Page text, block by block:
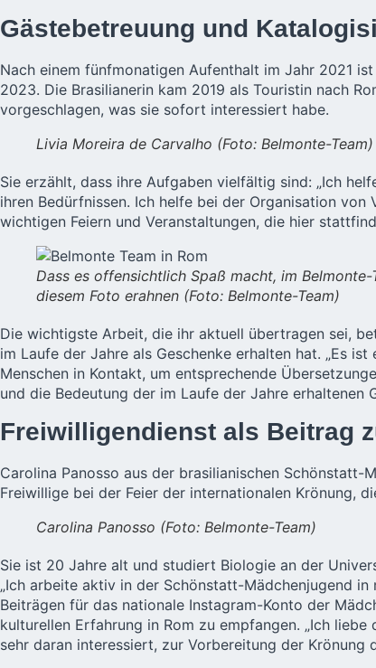
Gästebetreuung und
Nach einem fünfmonatigen Aufenthalt im Jahr 2021
2023. Die Brasilianerin kam 2019 als Touristin nach
vorgeschlagen, was sie sofort interessiert habe.
Livia Moreira de Carvalho (Foto: Belmonte-Team)
Sie erzählt, dass ihre Aufgaben vielfältig sind: „Ich
ihren Bedürfnissen. Ich helfe bei der Organisation
wichtigen Feiern und Veranstaltungen, die hier
Dass es offensichtlich Spaß macht, im
diesem Foto erahnen (Foto: Belmonte-Team)
Die wichtigste Arbeit, die ihr aktuell übertragen sei,
im Laufe der Jahre als Geschenke erhalten hat. „Es
Menschen in Kontakt, um entsprechende
und die Bedeutung der im Laufe der Jahre erhaltenen
Freiwilligendienst als Beitrag
Carolina Panosso aus der brasilianischen Schönstatt-
Freiwillige bei der Feier der internationalen Krönung,
Carolina Panosso (Foto: Belmonte-Team)
Sie ist 20 Jahre alt und studiert Biologie an der
„Ich arbeite aktiv in der Schönstatt-Mädchenjugend
Beiträgen für das nationale Instagram-Konto der
kulturellen Erfahrung in Rom zu empfangen. „Ich
sehr daran interessiert, zur Vorbereitung der